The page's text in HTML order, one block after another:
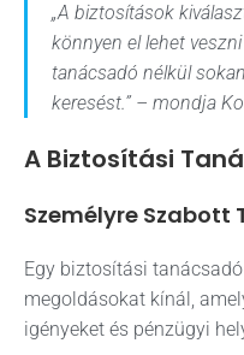
„A biztosítások
könnyen el lehet
tanácsadó nélkül
keresést.” – mondja
A Biztosítási
Személyre Szabott
Egy biztosítási
megoldásokat kínál,
igényeket és pénzügyi